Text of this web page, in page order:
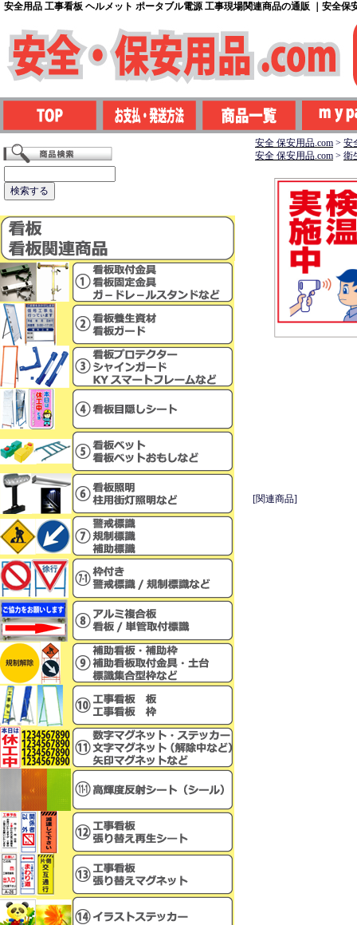
安全用品 工事看板 ヘルメット ポータブル電源 工事現場関連商品の通販 ｜安全保
安全 保安用品.com > 安
安全 保安用品.com > 衛
[関連商品]